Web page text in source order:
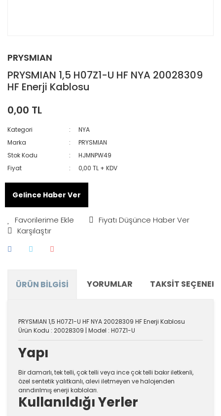
PRYSMIAN
PRYSMIAN 1,5 H07Z1-U HF NYA 20028309
HF Enerji Kablosu
0,00 TL
Kategori
NYA
Marka
PRYSMIAN
Stok Kodu
HJMNPW49
Fiyat
0,00 TL + KDV
Gelince Haber Ver
Fiyatı Düşünce Haber Ver
Karşılaştır
ÜRÜN BILGISI YORUMLAR TAKSIT
PRYSMIAN 1,5 H07Z1-U HF NYA 20028309 HF Enerji Kablosu
Ürün Kodu : 20028309 | Model : H07Z1-U
Yapı
Bir damarlı, tek telli, çok telli veya ince çok telli bakır iletkenli,
özel sentetik yalıtkanlı, alevi iletmeyen ve halojenden
arındırılmış enerji kabloları.
Kullanıldığı Yerler